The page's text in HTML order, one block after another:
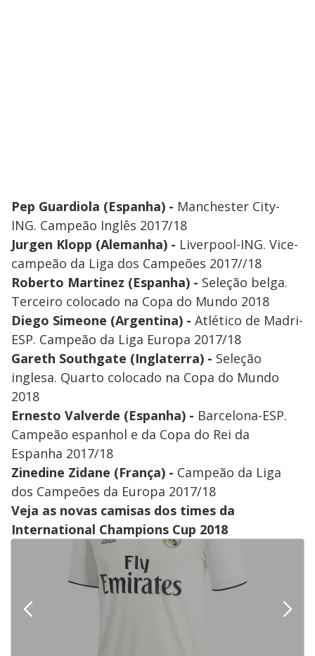
Pep Guardiola (Espanha) - Manchester City-
ING. Campeão Inglês 2017/18
Jurgen Klopp (Alemanha) - Liverpool-ING. Vice-
campeão da Liga dos Campeões 2017//18
Roberto Martinez (Espanha) - Seleção belga.
Terceiro colocado na Copa do Mundo 2018
Diego Simeone (Argentina) - Atlético de Madri-
ESP. Campeão da Liga Europa 2017/18
Gareth Southgate (Inglaterra) - Seleção
inglesa. Quarto colocado na Copa do Mundo
2018
Ernesto Valverde (Espanha) - Barcelona-ESP.
Campeão espanhol e da Copa do Rei da
Espanha 2017/18
Zinedine Zidane (França) - Campeão da Liga
dos Campeões da Europa 2017/18
Veja as novas camisas dos times da
International Champions Cup 2018